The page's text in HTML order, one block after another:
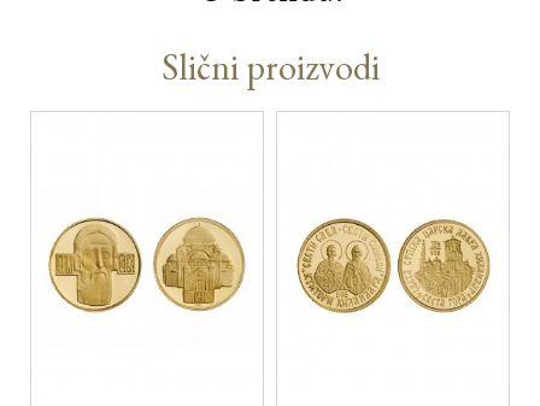
Slični proizvodi